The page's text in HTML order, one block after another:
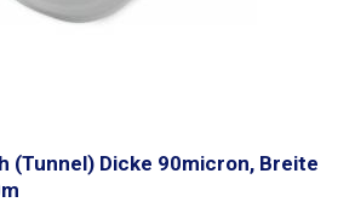
(Tunnel) Dicke 90micron, Breite